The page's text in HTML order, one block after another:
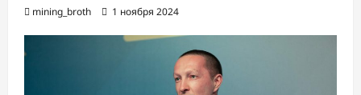
mining_broth 1 ноября 2024